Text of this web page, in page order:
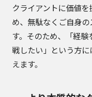
クライアントに価値
め、無駄なくご自身
す。そのため、「経
戦したい」という方
えます。